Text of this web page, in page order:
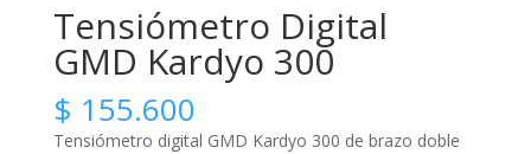
Tensiómetro Digital
GMD Kardyo 300
$ 155.600
Tensiómetro digital GMD Kardyo 300 de brazo doble